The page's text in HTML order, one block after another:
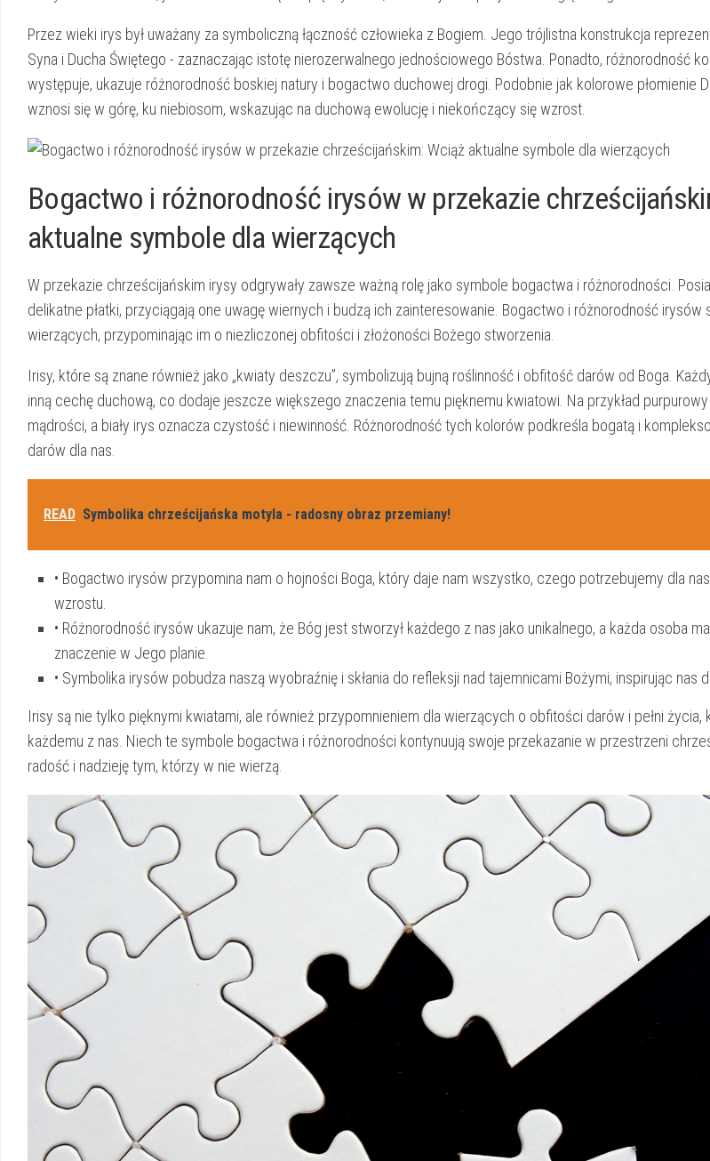
Przez wieki irys był⁤ uważany za symboliczną ⁢łączność ⁢człowieka‍ z Bogiem.‌ Jego trójlistna konstrukcja
Syna i Ducha⁢ Świętego ​- zaznaczając ⁢istotę nierozerwalnego ⁤jednościowego ‍Bóstwa.‍ Ponadto, różnorodność
występuje, ukazuje różnorodność ⁢boskiej ⁤natury i bogactwo duchowej drogi. Podobnie jak kolorowe płomienie
wznosi się w górę, ku niebiosom, wskazując ⁢na duchową‍ ewolucję i⁢ niekończący⁢ się wzrost.
Bogactwo ⁢i różnorodność irysów ⁣w przekazie
aktualne symbole dla ⁢wierzących
W ‌przekazie ‍chrześcijańskim irysy odgrywały zawsze ważną rolę jako symbole bogactwa i różnorodności.
delikatne płatki, przyciągają one uwagę⁣ wiernych i budzą ich zainteresowanie. Bogactwo i ⁢różnorodność ⁣irysów
wierzących, przypominając⁢ im o niezliczonej​ obfitości i złożoności Bożego stworzenia.
Irisy, które są⁢ znane⁣ również jako​ „kwiaty deszczu”,​ symbolizują bujną roślinność i obfitość darów od Boga.⁣
inną cechę ‌duchową, co dodaje jeszcze‌ większego znaczenia temu pięknemu kwiatowi.​ Na ⁤przykład
mądrości, a biały irys oznacza czystość i niewinność. Różnorodność tych kolorów podkreśla bogatą i
darów dla ⁤nas.
READ Symbolika chrześcijańska motyla - radosny obraz przemiany!
• Bogactwo irysów‌ przypomina nam o hojności Boga, ⁤który daje nam wszystko, czego potrzebujemy dla
wzrostu.
• Różnorodność irysów ukazuje nam, że Bóg jest stworzył ⁢każdego z​ nas jako‌ unikalnego, a każda osoba
znaczenie w Jego planie.
• Symbolika ⁤irysów⁣ pobudza naszą wyobraźnię i skłania do⁤ refleksji nad‍ tajemnicami Bożymi, inspirując⁢ nas
Irisy są nie tylko‍ pięknymi kwiatami, ale również⁣ przypomnieniem dla wierzących o obfitości darów i pełni życia,
każdemu z nas. Niech te⁤ symbole⁣ bogactwa i różnorodności kontynuują ​swoje przekazanie w przestrzeni
radość i nadzieję tym, którzy w nie wierzą.